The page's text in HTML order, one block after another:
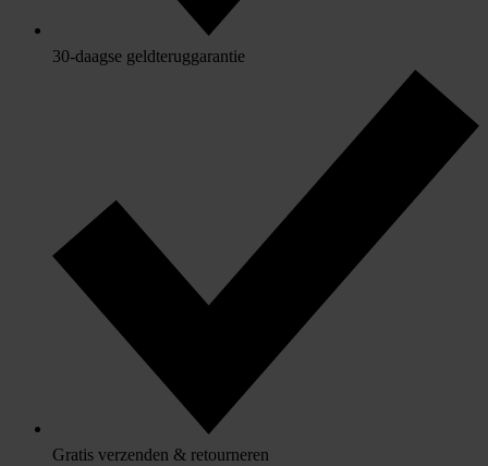
30-daagse geldteruggarantie
Gratis verzenden & retourneren